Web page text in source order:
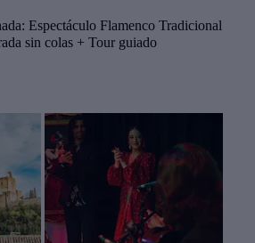
Espectáculo Flamenco Tradicional
sin colas + Tour guiado